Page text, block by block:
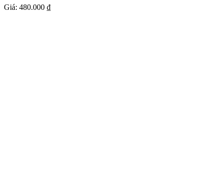
Giá: 480.000 ₫